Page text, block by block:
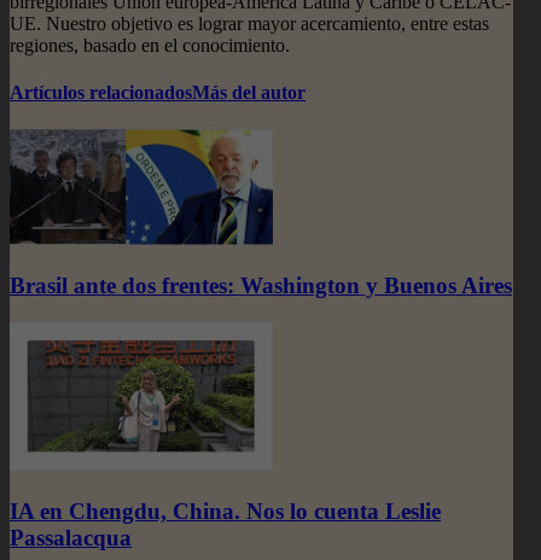
UE. Nuestro objetivo es lograr mayor acercamiento, entre estas
regiones, basado en el conocimiento.
Artículos relacionadosMás del autor
Brasil ante dos frentes: Washington y Buenos Aires
IA en Chengdu, China. Nos lo cuenta Leslie
Passalacqua